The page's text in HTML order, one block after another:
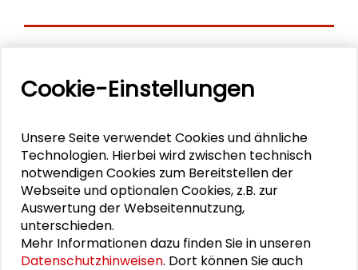
Veranstaltungen
11. Internationale Waldkunstkonferenz
"Demokratischer Wald"
Schlüsseltexte für die Wirtschaft von morgen
Zusammen mehr erreichen – Zukunftsbündnis im
Dialog
Cookie-Einstellungen
Unsere Seite verwendet Cookies und ähnliche
Technologien. Hierbei wird zwischen technisch
notwendigen Cookies zum Bereitstellen der
Webseite und optionalen Cookies, z.B. zur
Auswertung der Webseitennutzung,
unterschieden.
Mehr Informationen dazu finden Sie in unseren
Datenschutzhinweisen. Dort können Sie auch